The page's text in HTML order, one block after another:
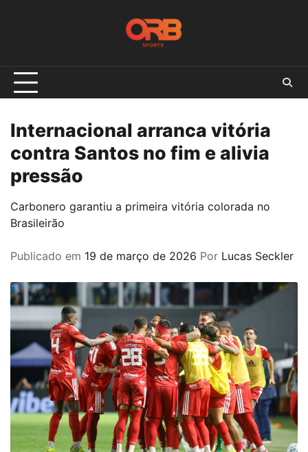
Internacional arranca vitória
contra Santos no fim e alivia
pressão
Carbonero garantiu a primeira vitória colorada no
Brasileirão
Publicado em 19 de março de 2026 Por Lucas Seckler